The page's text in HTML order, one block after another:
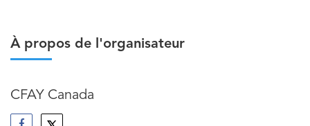
À propos de l'organisateur
CFAY Canada